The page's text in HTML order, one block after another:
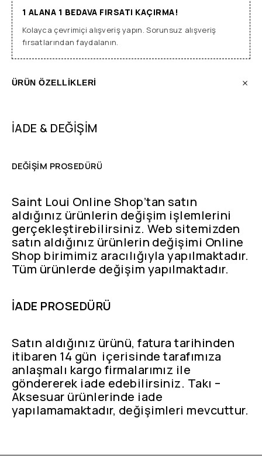
1 ALANA 1 BEDAVA FIRSATI KAÇIRMA!
Kolayca çevrimiçi alışveriş yapın. Sorunsuz alışveriş
fırsatlarından faydalanın.
ÜRÜN ÖZELLİKLERİ
İADE & DEĞİŞİM
DEĞİŞİM PROSEDÜRÜ
Saint Loui Online Shop’tan satın
aldığınız ürünlerin değişim işlemlerini
gerçekleştirebilirsiniz. Web sitemizden
satın aldığınız ürünlerin değişimi Online
Shop birimimiz aracılığıyla yapılmaktadır.
Tüm ürünlerde değişim yapılmaktadır.
İADE PROSEDÜRÜ
Satın aldığınız ürünü, fatura tarihinden
itibaren 14 gün içerisinde tarafımıza
anlaşmalı kargo firmalarımız ile
göndererek iade edebilirsiniz. Takı –
Aksesuar ürünlerinde iade
yapılamamaktadır, değişimleri mevcuttur.